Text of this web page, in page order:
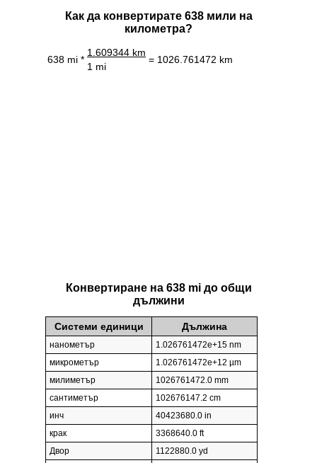
Как да конвертирате 638 мили на
километра?
638 mi *
1.609344 km
= 1026.761472 km
1 mi
Конвертиране на 638 mi до общи
дължини
Системи единици Дължина
нанометър
1.026761472e+15 nm
микрометър
1.026761472e+12 µm
милиметър
1026761472.0 mm
сантиметър
102676147.2 cm
инч
40423680.0 in
крак
3368640.0 ft
Двор
1122880.0 yd